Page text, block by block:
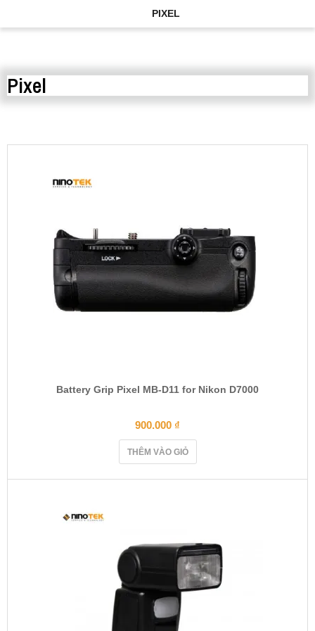
PIXEL
Pixel
Battery Grip Pixel MB-D11 for Nikon D7000
900.000 ₫
THÊM VÀO GIỎ